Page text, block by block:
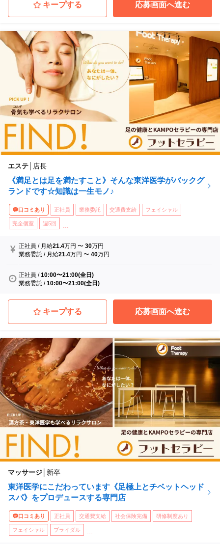
キープする 応募画面へ進む
エステ 店長
《満足とは足を満たすこと》そんな東洋医学がバックグ
ランドです☆知識は一生モノ♪
口コミあり 正社員 業務委託 交通費支給 フェイシャル
完全個室 週5回
正社員 / 月給21.4万円 〜30万円
業務委託 / 月給21.4万円 〜40万円
正社員 /10:00〜21:00(全日)
業務委託 /10:00〜21:00(全日)
キープする 応募画面へ進む
マッサージ 新卒
東洋医学にこだわっています《足極上とチベットヘッド
スパ》をプロデュースする専門店
口コミあり 正社員 交通費支給 社会保険完備 研修制度あり
フェイシャル ブライダル